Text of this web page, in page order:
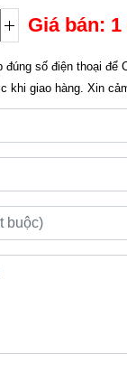
Giá bán: 1
đúng số điện thoại để
khi giao hàng. Xin